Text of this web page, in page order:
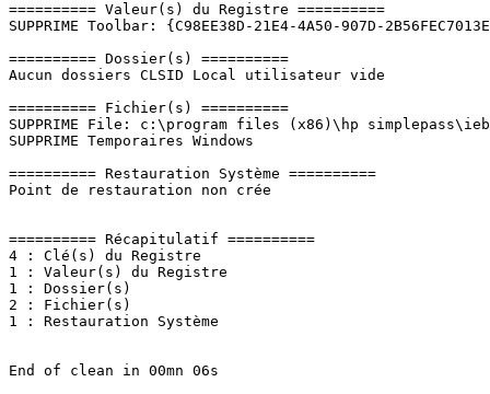
========== Valeur(s) du Registre ==========
SUPPRIME Toolbar: {C98EE38D-21E4-4A50-907D-
========== Dossier(s) ==========
Aucun dossiers CLSID Local utilisateur vide
========== Fichier(s) ==========
SUPPRIME File: c:\program files (x86)\hp
SUPPRIME Temporaires Windows
========== Restauration Système ==========
Point de restauration non crée
========== Récapitulatif ==========
4 : Clé(s) du Registre
1 : Valeur(s) du Registre
1 : Dossier(s)
2 : Fichier(s)
1 : Restauration Système
End of clean in 00mn 06s